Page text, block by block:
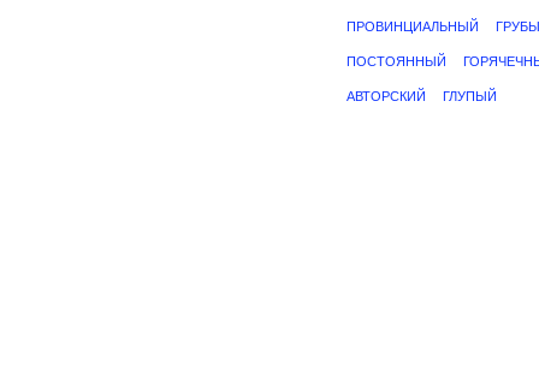
ПРОВИНЦИАЛЬНЫЙ
ПОСТОЯННЫЙ
АВТОРСКИЙ ГЛУПЫЙ